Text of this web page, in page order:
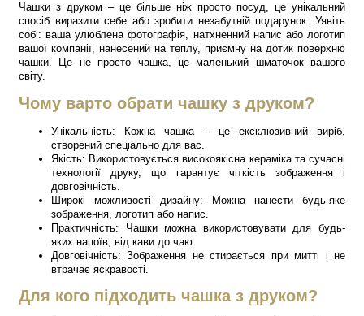
Чашки з друком – це більше ніж просто посуд, це унікальний
спосіб виразити себе або зробити незабутній подарунок. Уявіть
собі: ваша улюблена фотографія, натхненний напис або логотип
вашої компанії, нанесений на теплу, приємну на дотик поверхню
чашки. Це не просто чашка, це маленький шматочок вашого
світу.
Чому варто обрати чашку з друком?
Унікальність: Кожна чашка – це ексклюзивний виріб,
створений спеціально для вас.
Якість: Використовується високоякісна кераміка та сучасні
технології друку, що гарантує чіткість зображення і
довговічність.
Широкі можливості дизайну: Можна нанести будь-яке
зображення, логотип або напис.
Практичність: Чашки можна використовувати для будь-
яких напоїв, від кави до чаю.
Довговічність: Зображення не стирається при митті і не
втрачає яскравості.
Для кого підходить чашка з друком?